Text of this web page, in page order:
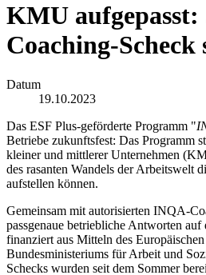
KMU
Coaching-Scheck
Datum
19.10.2023
Das ESF Plus-geförderte Programm "
Betriebe zukunftsfest: Das Programm
kleiner und mittlerer Unternehmen
des rasanten Wandels der Arbeitswelt
aufstellen können.
Gemeinsam mit autorisierten INQA-
passgenaue betriebliche Antworten
finanziert aus Mitteln des
Bundesministeriums für Arbeit und
Schecks wurden seit dem Sommer